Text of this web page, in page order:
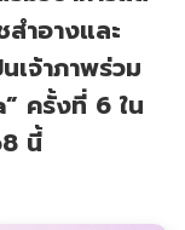
สำอางและ
จ้าภาพร่วม
ครั้งที่ 6 ใน
นี้